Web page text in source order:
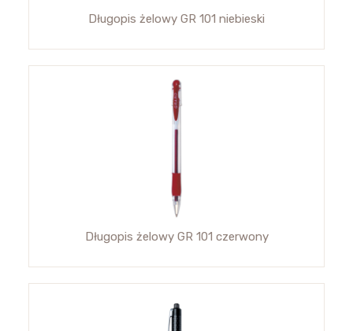
Długopis żelowy GR 101 niebieski
Długopis żelowy GR 101 czerwony